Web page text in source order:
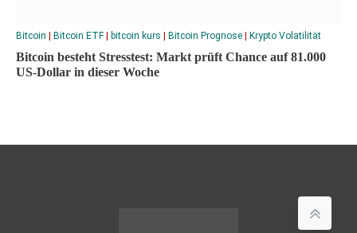
Bitcoin | Bitcoin ETF| bitcoin kurs | Bitcoin Prognose | Krypto Volatilität
Bitcoin besteht Stresstest: Markt prüft Chance auf 81.000
US-Dollar in dieser Woche